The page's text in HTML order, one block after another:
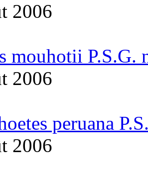
2006
mouhotii P.S.G.
2006
peruana
2006